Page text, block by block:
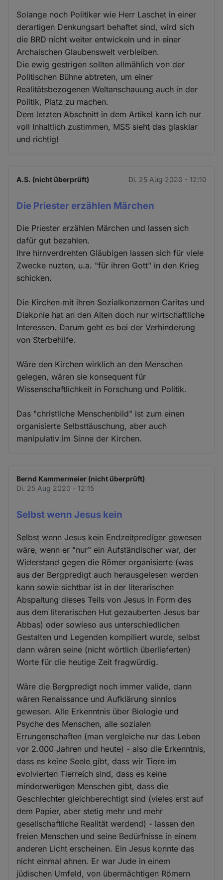
Solange noch Politiker wie Herr Laschet in einer
derartigen Denkungsart behaftet sind, wird sich
die BRD nicht weiter entwickeln und in einer
Archaischen Glaubenswelt verbleiben.
Die ewig gestrigen sollten allmählich von der
Politischen Bühne abtreten, um einer
Realitätsbezogenen Weltanschauung auch in der
Politik, Platz zu machen.
Dem letzten Abschnitt in dem Artikel kann ich nur
voll Inhaltlich zustimmen, MSS sieht das glasklar
und richtig!
A.S. (nicht überprüft) Di. 25 Aug 2020 - 12:10
Die Priester erzählen Märchen
Die Priester erzählen Märchen und lassen sich
dafür gut bezahlen.
Ihre hirnverdrehten Gläubigen lassen sich für viele
Zwecke nuzten, u.a. "für ihren Gott" in den Krieg
schicken.
Die Kirchen mit ihren Sozialkonzernen Caritas und
Diakonie hat an den Alten doch nur wirtschaftliche
Interessen. Darum geht es bei der Verhinderung
von Sterbehilfe.
Wäre den Kirchen wirklich an den Menschen
gelegen, wären sie konsequent für
Wissenschaftlichkeit in Forschung und Politik.
Das "christliche Menschenbild" ist zum einen
organisierte Selbsttäuschung, aber auch
manipulativ im Sinne der Kirchen.
Bernd Kammermeier (nicht überprüft)
Di. 25 Aug 2020 - 12:15
Selbst wenn Jesus kein
Selbst wenn Jesus kein Endzeitprediger gewesen
wäre, wenn er "nur" ein Aufständischer war, der
Widerstand gegen die Römer organisierte (was
aus der Bergpredigt auch herausgelesen werden
kann sowie sichtbar ist in der literarischen
Abspaltung dieses Teils von Jesus in Form des
aus dem literarischen Hut gezauberten Jesus bar
Abbas) oder sowieso aus unterschiedlichen
Gestalten und Legenden kompiliert wurde, selbst
dann wären seine (nicht wörtlich überlieferten)
Worte für die heutige Zeit fragwürdig.
Wäre die Bergpredigt noch immer valide, dann
wären Renaissance und Aufklärung sinnlos
gewesen. Alle Erkenntnis über Biologie und
Psyche des Menschen, alle sozialen
Errungenschaften (man vergleiche nur das Leben
vor 2.000 Jahren und heute) - also die Erkenntnis,
dass es keine Seele gibt, dass wir Tiere im
evolvierten Tierreich sind, dass es keine
minderwertigen Menschen gibt, dass die
Geschlechter gleichberechtigt sind (vieles erst auf
dem Papier, aber stetig mehr und mehr
gesellschaftliche Realität werdend) - lassen den
freien Menschen und seine Bedürfnisse in einem
anderen Licht erscheinen. Ein Jesus konnte das
nicht einmal ahnen. Er war Jude in einem
jüdischen Umfeld, von übermächtigen Römern